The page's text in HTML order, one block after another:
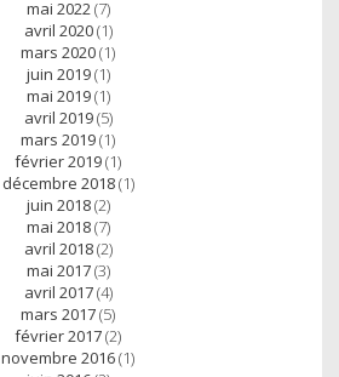
mai 2022(7)
avril 2020(1)
mars 2020(1)
juin 2019(1)
mai 2019(1)
avril 2019(5)
mars 2019(1)
février 2019(1)
décembre 2018(1)
juin 2018(2)
mai 2018(7)
avril 2018(2)
mai 2017(3)
avril 2017(4)
mars 2017(5)
février 2017(2)
novembre 2016(1)